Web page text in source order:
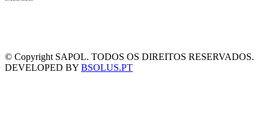
© Copyright SAPOL. TODOS OS DIREITOS RESERVADOS.
DEVELOPED BY BSOLUS.PT